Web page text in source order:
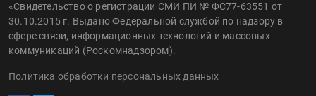
«Свидетельство о регистрации СМИ ПИ № ФС77-63551 от
30.10.2015 г. Выдано Федеральной службой по надзору в
сфере связи, информационных технологий и массовых
коммуникаций (Роскомнадзором).
Политика обработки персональных данных